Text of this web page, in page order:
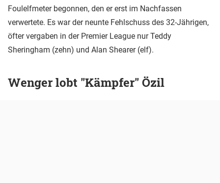
Foulelfmeter begonnen, den er erst im Nachfassen
verwertete. Es war der neunte Fehlschuss des 32-Jährigen,
öfter vergaben in der Premier League nur Teddy
Sheringham (zehn) und Alan Shearer (elf).
Wenger lobt "Kämpfer" Özil